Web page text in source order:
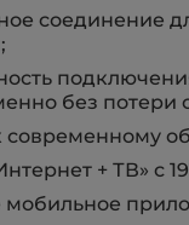
соединение
без потери
современному
+ ТВ» с
мобильное